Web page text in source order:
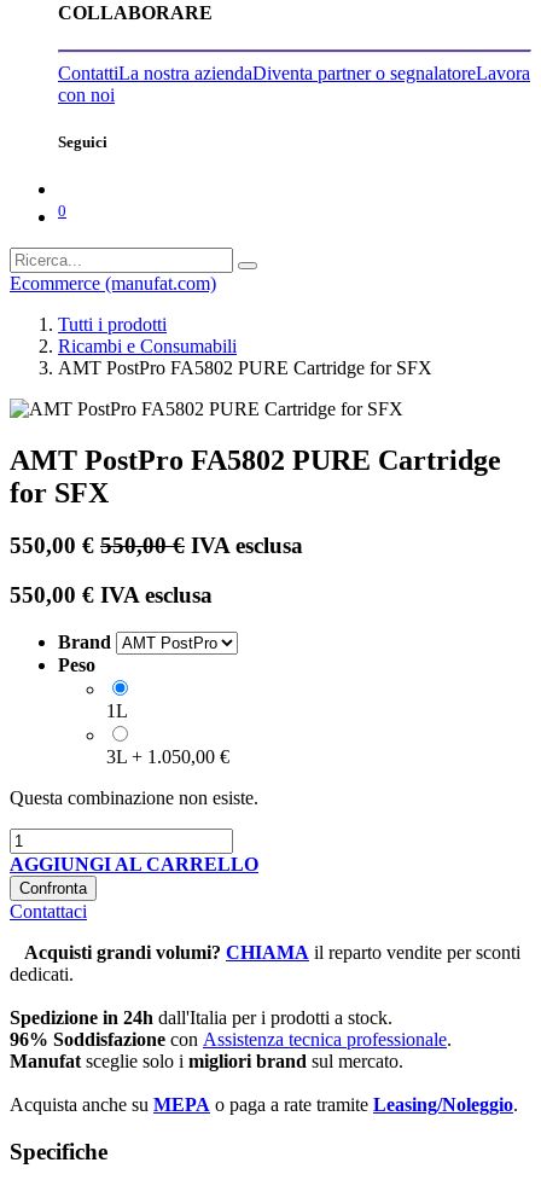
COLLABORARE
ContattiLa nostra aziendaDiventa partner o segnalatoreLavora
con noi
Seguici
0
Ecommerce (manufat.com)
Tutti i prodotti
Ricambi e Consumabili
AMT PostPro FA5802 PURE Cartridge for SFX
AMT PostPro FA5802 PURE Cartridge
for SFX
550,00 € 550,00€ IVA esclusa
550,00 € IVA esclusa
Brand
Peso
1L
3L + 1.050,00 €
Questa combinazione non esiste.
AGGIUNGI AL CARRELLO
Confronta
Contattaci
Acquisti grandi volumi? CHIAMA il reparto vendite per sconti
dedicati.
Spedizione in 24h dall'Italia per i prodotti a stock.
96% Soddisfazione con Assistenza tecnica professionale.
Manufat sceglie solo i migliori brand sul mercato.
Acquista anche su MEPA o paga a rate tramite Leasing/Noleggio.
Specifiche